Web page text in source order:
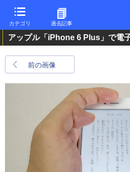
カテゴリ 過去記事
アップル「iPhone 6 Plus」で電
前の画像